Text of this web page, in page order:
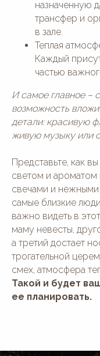
назначенную
трансфер и
в зале.
Теплая
Каждый
частью
И самое главное –
возможность
детали: красивую
живую музыку или
Представьте, как
светом и ароматом
свечами и
самые близкие
важно видеть в
маму невесты,
а третий достает
трогательной
смех, атмосфера
Такой и будет
ее планировать.